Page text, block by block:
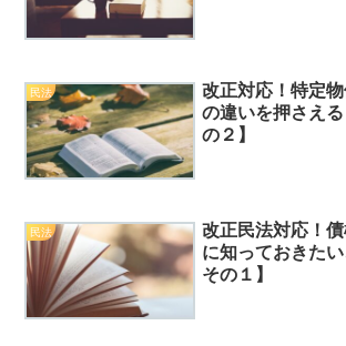
民法
改正対応！特定
の違いを押さえ
の２】
民法
改正民法対応！
に知っておきた
その１】